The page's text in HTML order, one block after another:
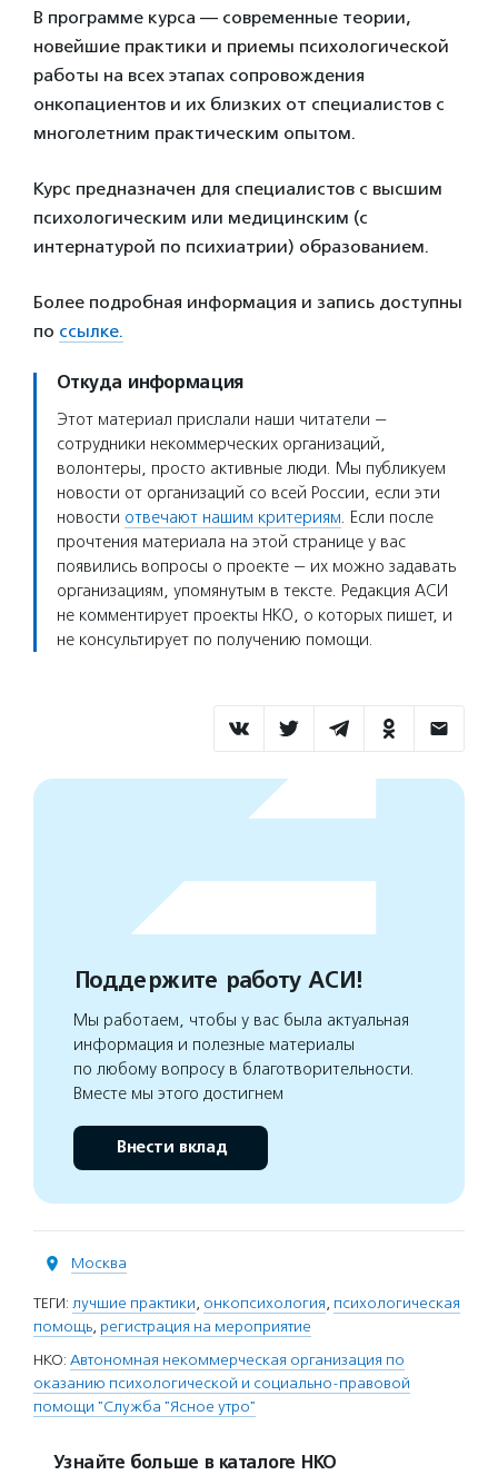
В программе курса — современные теории,
новейшие практики и приемы психологической
работы на всех этапах сопровождения
онкопациентов и их близких от специалистов с
многолетним практическим опытом.
Курс предназначен для специалистов с высшим
психологическим или медицинским (с
интернатурой по психиатрии) образованием.
Более подробная информация и запись доступны
по ссылке.
Откуда информация
Этот материал прислали наши читатели —
сотрудники некоммерческих организаций,
волонтеры, просто активные люди. Мы публикуем
новости от организаций со всей России, если эти
новости отвечают нашим критериям. Если после
прочтения материала на этой странице у вас
появились вопросы о проекте — их можно задавать
организациям, упомянутым в тексте. Редакция АСИ
не комментирует проекты НКО, о которых пишет, и
не консультирует по получению помощи.
Поддержите работу АСИ!
Мы работаем, чтобы у вас была актуальная
информация и полезные материалы
по любому вопросу в благотворительности.
Вместе мы этого достигнем
Внести вклад
Москва
ТЕГИ: лучшие практики, онкопсихология, психологическая
помощь, регистрация на мероприятие
НКО: Автономная некоммерческая организация по
оказанию психологической и социально-правовой
помощи "Служба "Ясное утро"
Узнайте больше в каталоге НКО